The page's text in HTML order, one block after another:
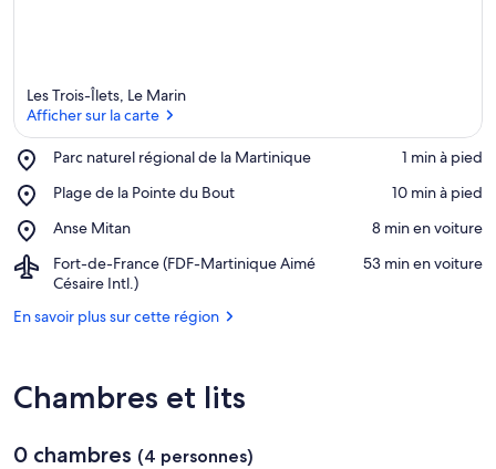
Les Trois-Îlets, Le Marin
Afficher sur la carte
Parc naturel régional de la Martinique
Place,
naturel
de
la
Martinique
‪1 min à pied‬
Plage de la Pointe du Bout
Place,
de
Pointe
du
Bout
‪10 min à pied‬
Anse Mitan
Place,
Mitan
‪8 min en voiture‬
Fort-de-France (FDF-Martinique Aimé
Césaire Intl.)
Airport,
Fort-
France
Césaire
‪53 min en voiture‬
En savoir plus sur cette région
Chambres et lits
0 chambres (4 personnes)